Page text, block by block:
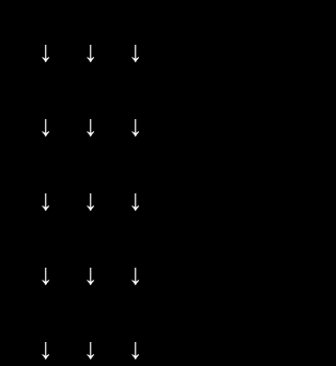
↓ ↓ ↓
↓ ↓ ↓
↓ ↓ ↓
↓ ↓ ↓
↓ ↓ ↓